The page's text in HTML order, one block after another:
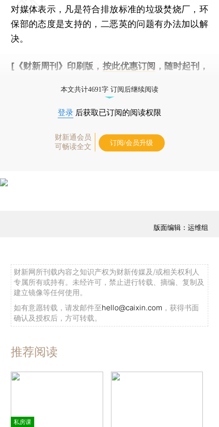
对媒体表示，凡是符合排放标准的垃圾焚烧厂，环
保部的态度是支持的，二恶英的问题有办法加以解
决。
[《财新周刊》印刷版， 按此优惠订阅 ，随时起刊，
本文共计4691字 订阅后继续阅读
登录 后获取已订阅的阅读权限
财新通会员
可畅读全文
订阅/会员升级
版面编辑：运维组
财新网所刊载内容之知识产权为财新传媒及/或相关权利人
专属所有或持有。未经许可，禁止进行转载、摘编、复制及
建立镜像等任何使用。
如有意愿转载，请发邮件至hello@caixin.com ，获得书面
确认及授权后，方可转载。
推荐阅读
私房课